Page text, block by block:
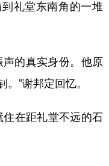
礼堂东南角的一堆
的真实身份。他原
”谢邦定回忆。
在距礼堂不远的石